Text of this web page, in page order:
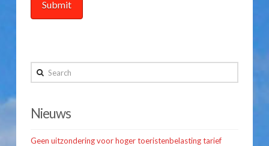
Search
Nieuws
Geen uitzondering voor hoger toeristenbelasting tarief